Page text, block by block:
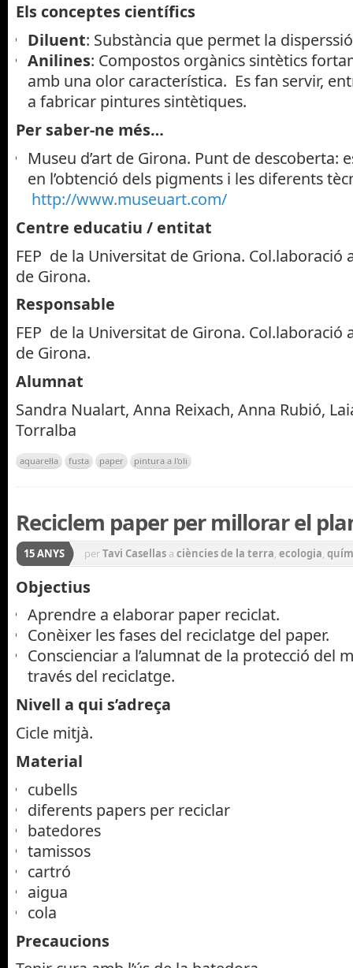
Els conceptes científics
Diluent: Substància que permet la
Anilines: Compostos orgànics sintètics
amb una olor característica. Es fan servir,
a fabricar pintures sintètiques.
Per saber-ne més…
Museu d’art de Girona. Punt de descoberta:
en l’obtenció dels pigments i les diferents
http://www.museuart.com/
Centre educatiu / entitat
FEP de la Universitat de Griona. Col.laboració
de Girona.
Responsable
FEP de la Universitat de Girona. Col.laboració
de Girona.
Alumnat
Sandra Nualart, Anna Reixach, Anna Rubió,
Torralba
aquarel·la fusta paper pintura a l'oli
Reciclem paper per millorar el
15 ANYS perTavi Casellas a ciències de la terra, ecologia,
Objectius
Aprendre a elaborar paper reciclat.
Conèixer les fases del reciclatge del paper.
Conscienciar a l’alumnat de la protecció del
través del reciclatge.
Nivell a qui s’adreça
Cicle mitjà.
Material
cubells
diferents papers per reciclar
batedores
tamissos
cartró
aigua
cola
Precaucions